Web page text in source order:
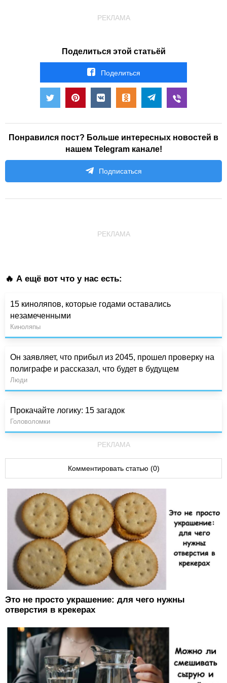
РЕКЛАМА
Поделиться этой статьёй
Поделиться
Понравился пост? Больше интересных новостей в
нашем Telegram канале!
Подписаться
РЕКЛАМА
🔥 А ещё вот что у нас есть:
15 киноляпов, которые годами оставались
незамеченными
Киноляпы
Он заявляет, что прибыл из 2045, прошел проверку на
полиграфе и рассказал, что будет в будущем
Люди
Прокачайте логику: 15 загадок
Головоломки
РЕКЛАМА
Комментировать статью (0)
Это не просто украшение: для чего нужны
отверстия в крекерах